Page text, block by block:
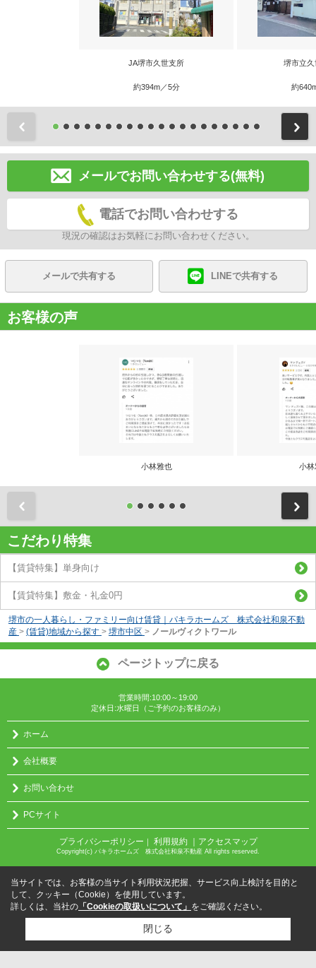
JA堺市久世支所
約394m／5分
堺市立
約
メールでお問い合わせする(無料)
電話でお問い合わせする
現況の確認はお気軽にお問い合わせください。
メールで共有する LINEで共有する
お客様の声
小林雅也 小林
こだわり特集
【賃貸特集】単身向け
【賃貸特集】敷金・礼金0円
堺市の一人暮らし・ファミリー向け賃貸｜パキラホームズ 株式会社和泉不動
産 > (賃貸)地域から探す > 堺市中区 > ノールヴィクトワール
ページトップに戻る
営業時間:10:00～19:00
定休日:水曜日（ご予約のお客様のみ）
ホーム
会社概要
お問い合わせ
PCサイト
プライバシーポリシー 利用規約 ｜アクセスマップ
Copyright(c) パキラホームズ 株式会社和泉不動産 All rights reserved.
当サイトでは、お客様の当サイト利用状況把握、サービス向上検討を目的と
して、クッキー（Cookie）を使用しています。
詳しくは、当社の 「Cookieの取扱いについて」 をご確認ください。
閉じる